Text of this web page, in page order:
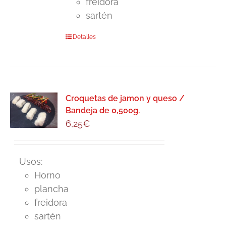
sartén
Detalles
Croquetas de jamon y queso /
Bandeja de 0,500g.
6,25€
Usos:
Horno
plancha
freidora
sartén